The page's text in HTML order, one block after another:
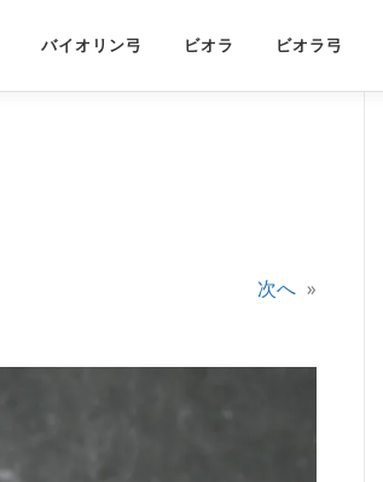
バイオリン弓 ビオラ ビオラ弓
次へ »